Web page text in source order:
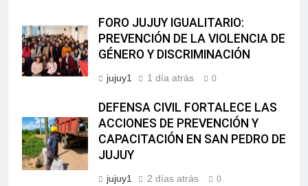
FORO JUJUY IGUALITARIO:
PREVENCIÓN DE LA VIOLENCIA DE
GÉNERO Y DISCRIMINACIÓN
jujuy1 1 día atrás 0
DEFENSA CIVIL FORTALECE LAS
ACCIONES DE PREVENCIÓN Y
CAPACITACIÓN EN SAN PEDRO DE
JUJUY
jujuy1 2 días atrás 0